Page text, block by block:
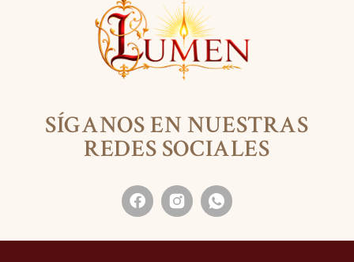
SÍGANOS EN NUESTRAS
REDES SOCIALES